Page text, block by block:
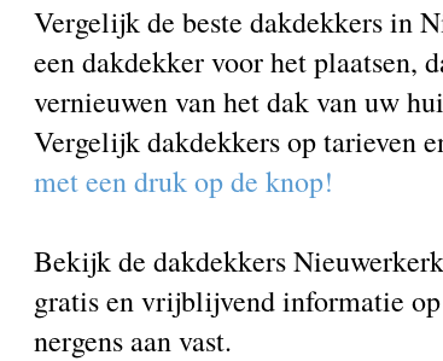
Vergelijk de beste dakdekkers in
een dakdekker voor het plaatsen,
vernieuwen van het dak van uw
Vergelijk dakdekkers op tarieven
met een druk op de knop!
Bekijk de dakdekkers
gratis en vrijblijvend informatie
nergens aan vast.